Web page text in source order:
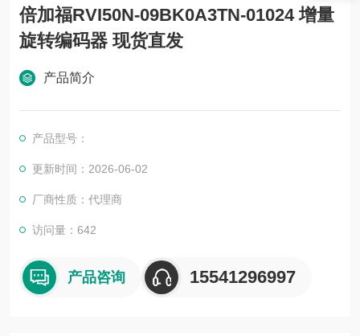
倍加福RVI50N-09BK0A3TN-01024 增量
旋转编码器 现货直发
产品简介
产品型号：
更新时间：2026-06-02
厂商性质：代理商
访问量：642
产品咨询 15541296997